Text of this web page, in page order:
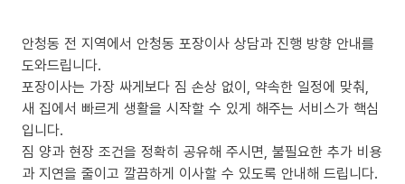
안청동 전 지역에서 안청동 포장이사 상담과 진행 방향 안내를
도와드립니다.
포장이사는 가장 싸게보다 짐 손상 없이, 약속한 일정에 맞춰,
새 집에서 빠르게 생활을 시작할 수 있게 해주는 서비스가 핵심
입니다.
짐 양과 현장 조건을 정확히 공유해 주시면, 불필요한 추가 비용
과 지연을 줄이고 깔끔하게 이사할 수 있도록 안내해 드립니다.